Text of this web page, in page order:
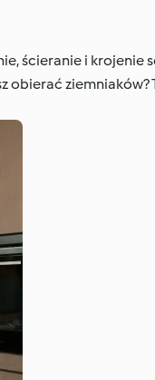
ścieranie i krojenie